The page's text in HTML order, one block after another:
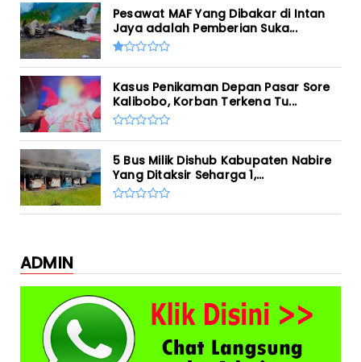
Pesawat MAF Yang Dibakar di Intan
Jaya adalah Pemberian Suka...
Kasus Penikaman Depan Pasar Sore
Kalibobo, Korban Terkena Tu...
5 Bus Milik Dishub Kabupaten Nabire
Yang Ditaksir Seharga 1,...
ADMIN